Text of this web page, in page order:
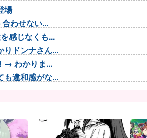
場
合わせない...
感じなくも...
りドンナさん...
→ わかりま...
も違和感がな...
いと個人的...